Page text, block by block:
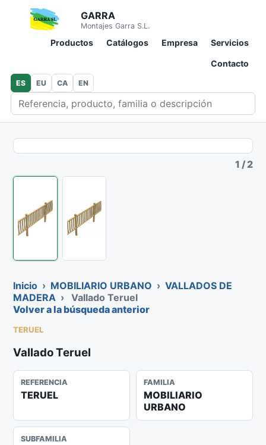
GARRA
Montajes Garra S.L.
Productos Catálogos Empresa Servicios
Contacto
Buscar en catálogo
ES EU CA EN
1 /2
Inicio › MOBILIARIO URBANO › VALLADOS DE
MADERA ›
Vallado Teruel
Volver a la búsqueda anterior
TERUEL
Vallado Teruel
REFERENCIA
TERUEL
FAMILIA
MOBILIARIO
URBANO
SUBFAMILIA